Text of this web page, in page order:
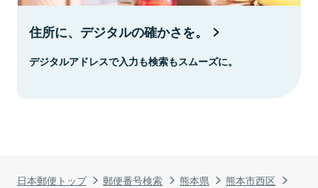
日本郵便トップ 郵便番号検索 熊本県
熊本市西区
住所に、デジタルの確かさを。
デジタルアドレスで入力も検索もスムーズに。